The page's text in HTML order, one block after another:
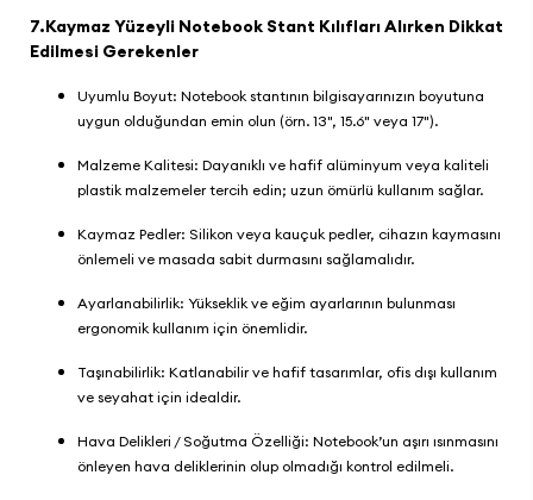
7.Kaymaz Yüzeyli Notebook Stant Kılıfları Alırken Dikkat
Edilmesi Gerekenler
Uyumlu Boyut: Notebook stantının bilgisayarınızın boyutuna
uygun olduğundan emin olun (örn. 13", 15.6" veya 17").
Malzeme Kalitesi: Dayanıklı ve hafif alüminyum veya kaliteli
plastik malzemeler tercih edin; uzun ömürlü kullanım sağlar.
Kaymaz Pedler: Silikon veya kauçuk pedler, cihazın kaymasını
önlemeli ve masada sabit durmasını sağlamalıdır.
Ayarlanabilirlik: Yükseklik ve eğim ayarlarının bulunması
ergonomik kullanım için önemlidir.
Taşınabilirlik: Katlanabilir ve hafif tasarımlar, ofis dışı kullanım
ve seyahat için idealdir.
Hava Delikleri / Soğutma Özelliği: Notebook’un aşırı ısınmasını
önleyen hava deliklerinin olup olmadığı kontrol edilmeli.